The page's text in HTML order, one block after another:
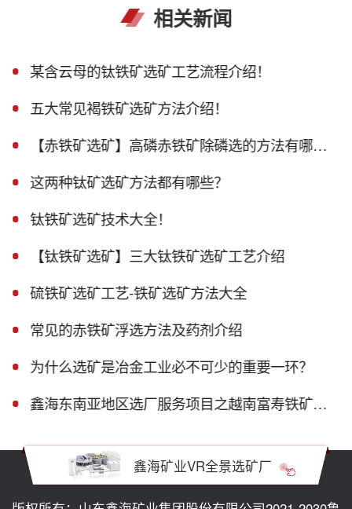
相关新闻
某含云母的钛铁矿选矿工艺流程介绍！
五大常见褐铁矿选矿方法介绍！
【赤铁矿选矿】高磷赤铁矿除磷选的方法有哪些？
这两种钛矿选矿方法都有哪些？
钛铁矿选矿技术大全！
【钛铁矿选矿】三大钛铁矿选矿工艺介绍
硫铁矿选矿工艺-铁矿选矿方法大全
常见的赤铁矿浮选方法及药剂介绍
为什么选矿是冶金工业必不可少的重要一环？
鑫海东南亚地区选厂服务项目之越南富寿铁矿磁选生产线
鑫海矿业VR全景选矿厂